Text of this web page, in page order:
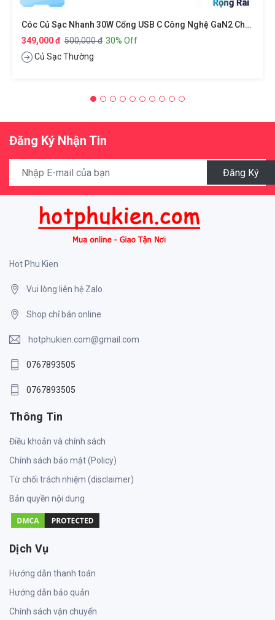
Cóc Củ Sạc Nhanh 30W Cổng USB C Công Nghệ GaN2 Chuẩn Sạc PD Type C 3.0 Cho IPhone / IPad / Smartphone Android Hiệu Anker 313 A2639 - Công Nghệ PowerIQ 3.0, Hệ Thống An Toàn ActiveShield 2.0, Chuẩn Cắm US-UK
349,000 đ 500,000 đ 30% Off
Củ Sạc Thường
Đăng Ký Nhận Tin
Đăng Ký
Hot Phu Kien
Vui lòng liên hệ Zalo
Shop chỉ bán online
hotphukien.com@gmail.com
0767893505
0767893505
Thông Tin
Điều khoản và chính sách
Chính sách bảo mật (Policy)
Từ chối trách nhiệm (disclaimer)
Bản quyền nội dung
Dịch Vụ
Hướng dẫn thanh toán
Hướng dẫn bảo quản
Chính sách vận chuyển